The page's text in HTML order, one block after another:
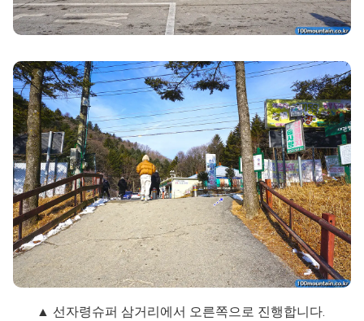
▲ 선자령슈퍼 삼거리에서 오른쪽으로 진행합니다.